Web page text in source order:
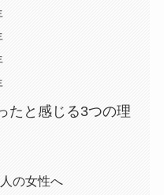
たと感じる3つの理
の女性へ